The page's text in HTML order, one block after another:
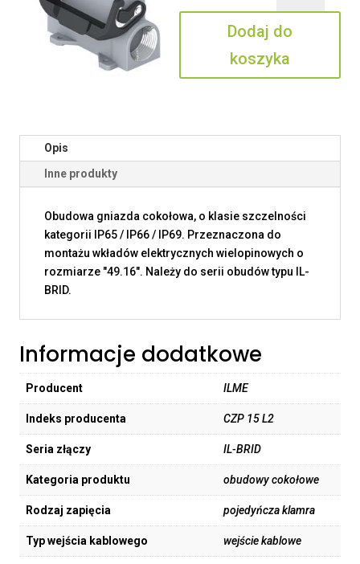
15
L2
Dodaj do
koszyka
Opis
Inne produkty
Obudowa gniazda cokołowa, o klasie szczelności
kategorii IP65 / IP66 / IP69. Przeznaczona do
montażu wkładów elektrycznych wielopinowych o
rozmiarze "49.16". Należy do serii obudów typu IL-
BRID.
Informacje dodatkowe
Producent ILME
Indeks producenta CZP 15 L2
Seria złączy IL-BRID
Kategoria produktu obudowy cokołowe
Rodzaj zapięcia pojedyńcza klamra
Typ wejścia kablowego wejście kablowe